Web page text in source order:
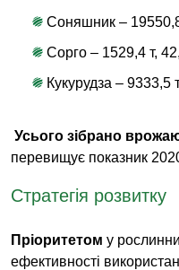
Соняшник –
Сорго – 1529,4 т,
Кукурудза – 9333,5
Усього зібрано
перевищує показник
Стратегія розвитку
Пріоритетом у
ефективності